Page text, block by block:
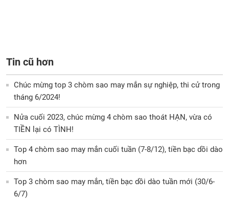
Tin cũ hơn
Chúc mừng top 3 chòm sao may mắn sự nghiệp, thi cử trong
tháng 6/2024!
Nửa cuối 2023, chúc mừng 4 chòm sao thoát HẠN, vừa có
TIỀN lại có TÌNH!
Top 4 chòm sao may mắn cuối tuần (7-8/12), tiền bạc dồi dào
hơn
Top 3 chòm sao may mắn, tiền bạc dồi dào tuần mới (30/6-
6/7)